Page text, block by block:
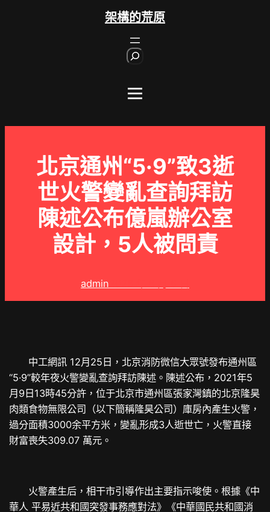
架構的荒原
北京通州“5·9”致3逝
世火警變亂查詢拜訪
陳述公布億嵐辦公室
設計，5人被問責
admin
中工網訊 12月25日，北京消防微信大眾號發布通州區
“5·9”較年夜火警變亂查詢拜訪陳述。陳述公布，2021年5
月9日13時45分許，位于北京市通州區張家灣鎮的北京隆昊
肉類食物無限公司（以下簡稱隆昊公司）庫房內產生火警，
過分面積3000余平方米，變亂形成3人逝世亡，火警直接
財富喪失309.07 萬元。
火警產生后，相干市引導作出主要指示唆使。根據《中
華人 平易近共和國突發事務應對法》《中華國民共和國消